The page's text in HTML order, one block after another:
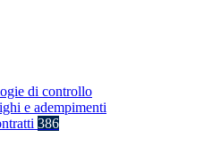
di controllo
e adempimenti
386